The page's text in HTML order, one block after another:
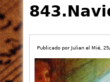
to
top
Publicado por Julian el Mié,